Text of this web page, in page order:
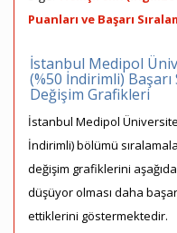
Puanları ve Başarı
İstanbul Medipol
(%50 İndirimli) Başarı
Değişim Grafikleri
İstanbul Medipol
İndirimli) bölümü
değişim grafiklerini
düşüyor olması daha
ettiklerini göstermektedir.